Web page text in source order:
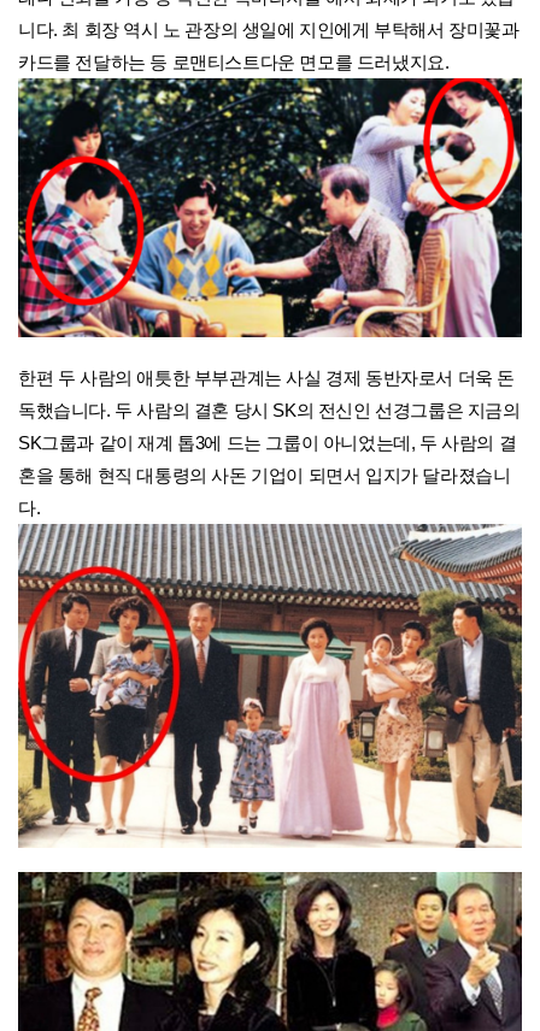
니다. 최 회장 역시 노 관장의 생일에 지인에게 부탁해서 장미꽃과
카드를 전달하는 등 로맨티스트다운 면모를 드러냈지요.
한편 두 사람의 애틋한 부부관계는 사실 경제 동반자로서 더욱 돈
독했습니다. 두 사람의 결혼 당시 SK의 전신인 선경그룹은 지금의
SK그룹과 같이 재계 톱3에 드는 그룹이 아니었는데, 두 사람의 결
혼을 통해 현직 대통령의 사돈 기업이 되면서 입지가 달라졌습니
다.